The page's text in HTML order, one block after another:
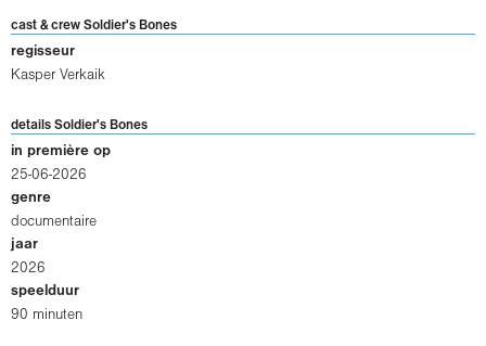
cast & crew Soldier's Bones
regisseur
Kasper Verkaik
details Soldier's Bones
in première op
25-06-2026
genre
documentaire
jaar
2026
speelduur
90 minuten